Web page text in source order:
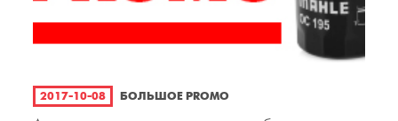
2017-10-08 БОЛЬШОЕ PROMO